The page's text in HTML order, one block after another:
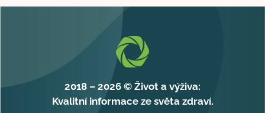
2018 – 2026 © Život a výživa:
Kvalitní informace ze světa zdraví.